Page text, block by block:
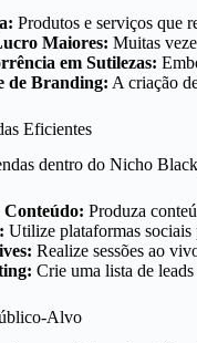
Produtos e serviços que
Maiores: Muitas
em Sutilezas:
de Branding: A criação
Eficientes
dentro do Nicho
Produza
Utilize plataformas sociais
Realize sessões ao
Crie uma lista de
Alvo